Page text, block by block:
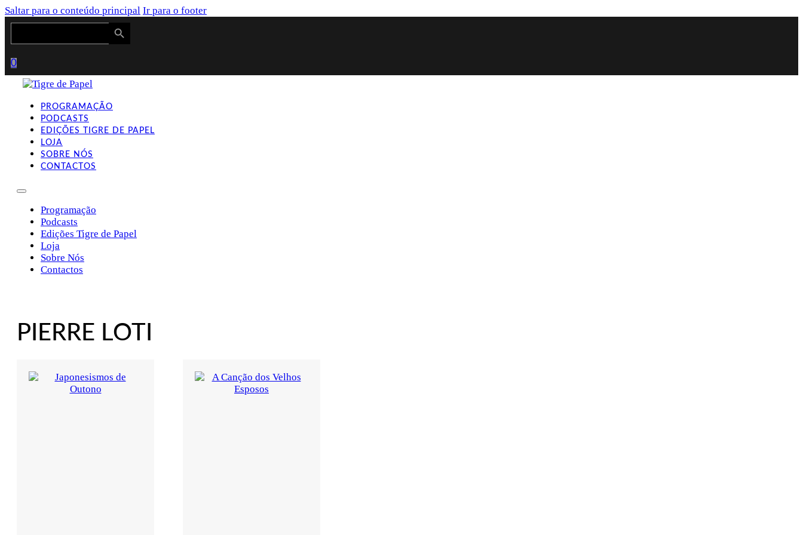
Saltar para o conteúdo principal Ir para o footer
Search
Search Button
0
PROGRAMAÇÃO
PODCASTS
EDIÇÕES TIGRE DE PAPEL
LOJA
SOBRE NÓS
CONTACTOS
Programação
Podcasts
Edições Tigre de Papel
Loja
Sobre Nós
Contactos
PIERRE LOTI